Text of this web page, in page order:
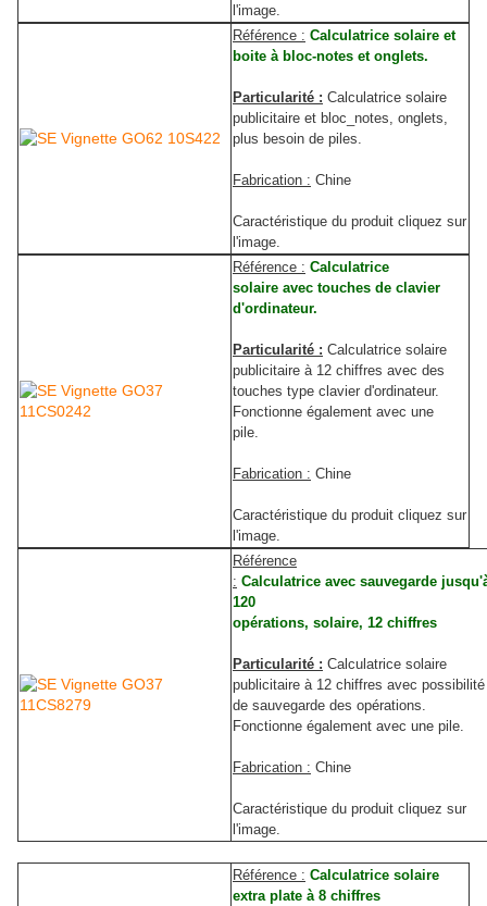
l'image.
Référence : Calculatrice solaire et
boite à bloc-notes et onglets.
Particularité : Calculatrice solaire
publicitaire et bloc_notes, onglets,
plus besoin de piles.
Fabrication : Chine
Caractéristique du produit cliquez sur
l'image.
Référence : Calculatrice
solaire avec touches de clavier
d'ordinateur.
Particularité : Calculatrice solaire
publicitaire à 12 chiffres avec des
touches type clavier d'ordinateur.
Fonctionne également avec une
pile.
Fabrication : Chine
Caractéristique du produit cliquez sur
l'image.
Référence
: Calculatrice avec sauvegarde
120
opérations, solaire, 12 chiffres
Particularité : Calculatrice solaire
publicitaire à 12 chiffres avec possibilité
de sauvegarde des opérations.
Fonctionne également avec une pile.
Fabrication : Chine
Caractéristique du produit cliquez sur
l'image.
Référence : Calculatrice solaire
extra plate à 8 chiffres